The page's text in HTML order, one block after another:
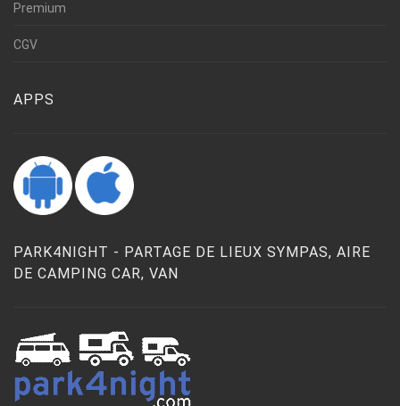
Premium
CGV
APPS
PARK4NIGHT - PARTAGE DE LIEUX SYMPAS, AIRE
DE CAMPING CAR, VAN